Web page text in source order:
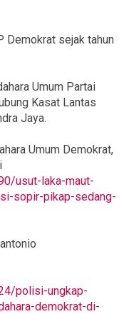
Demokrat sejak tahun
Umum Partai
Kasat Lantas
Jaya.
Umum Demokrat,
usut-laka-maut-
sopir-pikap-sedang-
polisi-ungkap-
demokrat-di-